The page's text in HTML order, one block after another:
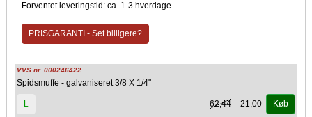
Forventet leveringstid: ca. 1-3 hverdage
PRISGARANTI - Set billigere?
VVS nr. 000246422
Spidsmuffe - galvaniseret 3/8 X 1/4"
L 62,44 21,00 Køb